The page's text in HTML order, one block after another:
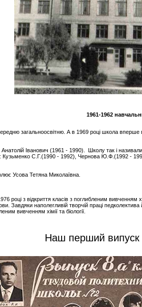
1961-1962
загальноосвітню. А в 1969 році школа вперше
Анатолій Іванович (1961 - 1990). Школу так і
Кузьменко С.Г.(1990 - 1992), Чернова Ю.Ф.(1992 -
Усова Тетяна Миколаївна.
з відкриття класів з поглибленим вивченням
Завдяки наполегливій творчій праці
вивченням хімії та біології.
Наш перший випуск